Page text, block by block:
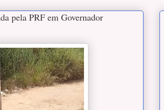
pela PRF em Governador